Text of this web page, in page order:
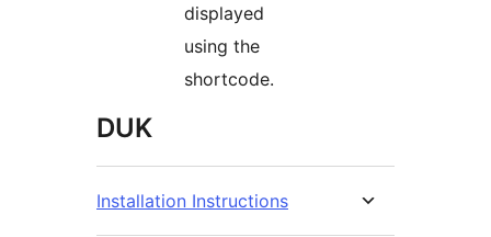
displayed
using the
shortcode.
DUK
Installation Instructions